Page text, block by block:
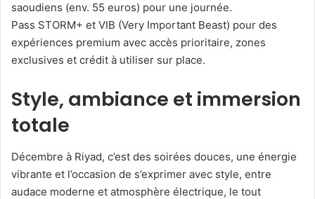
saoudiens (env. 55 euros) pour une journée.
Pass STORM+ et VIB (Very Important Beast) pour des
expériences premium avec accès prioritaire, zones
exclusives et crédit à utiliser sur place.
Style, ambiance et immersion
totale
Décembre à Riyad, c’est des soirées douces, une énergie
vibrante et l’occasion de s’exprimer avec style, entre
audace moderne et atmosphère électrique, le tout